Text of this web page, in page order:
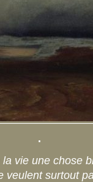
.
vie une chose
veulent surtout